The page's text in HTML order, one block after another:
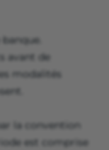
avant de
modalités
la convention
est comprise